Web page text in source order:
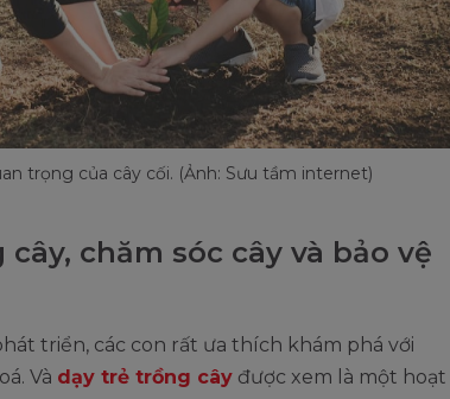
trọng của cây cối. (Ảnh: Sưu tầm internet)
chăm sóc cây và bảo vệ
triển, các con rất ưa thích khám phá với
Và dạy trẻ trồng cây được xem là một hoạt